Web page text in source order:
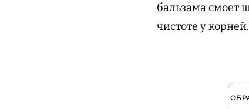
бальзама смоет
чистоте у корней.